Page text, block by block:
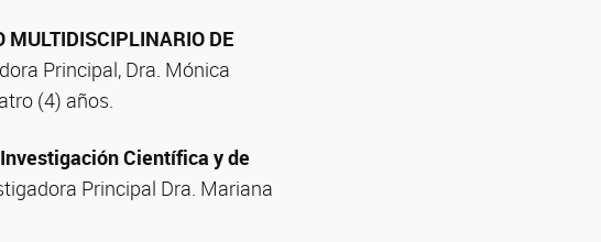
MULTIDISCIPLINARIO DE
Principal, Dra. Mónica
(4) años.
Científica y de
Principal Dra. Mariana